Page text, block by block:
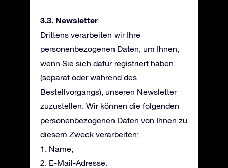
3.3. Newsletter
Drittens verarbeiten wir Ihre
personenbezogenen Daten, um Ihnen,
wenn Sie sich dafür registriert haben
(separat oder während des
Bestellvorgangs), unseren Newsletter
zuzustellen. Wir können die folgenden
personenbezogenen Daten von Ihnen zu
diesem Zweck verarbeiten:
1. Name;
2. E-Mail-Adresse.